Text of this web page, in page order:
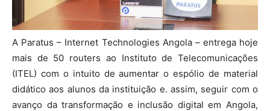
A Paratus – Internet Technologies Angola – entrega hoje
mais de 50 routers ao Instituto de Telecomunicações
(ITEL) com o intuito de aumentar o espólio de material
didático aos alunos da instituição e. assim, seguir com o
avanço da transformação e inclusão digital em Angola,